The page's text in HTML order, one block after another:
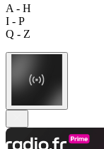
A - H
I - P
Q - Z